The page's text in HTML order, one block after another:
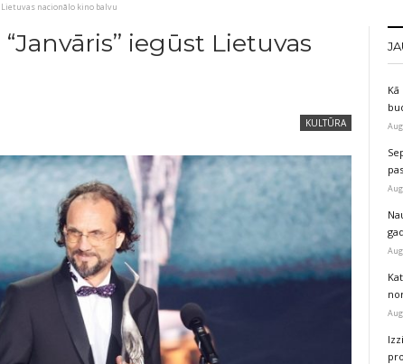
nacionālo kino balvu
iegūst Lietuvas
KULTŪRA